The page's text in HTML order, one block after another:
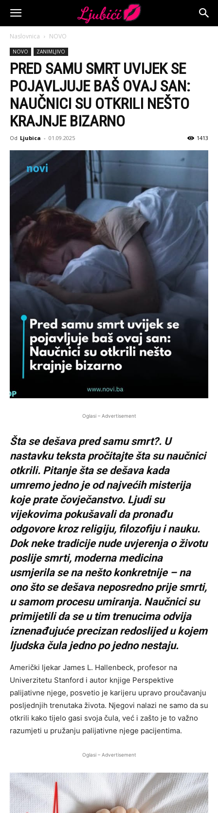
Naslovnica NOVO
NOVO ZANIMLJIVO
PRED SAMU SMRT UVIJEK SE
POJAVLJUJE BAŠ OVAJ SAN:
NAUČNICI SU OTKRILI NEŠTO
KRAJNJE BIZARNO
Od Ljubica - 01.09.2025 1413
Oglasi – Advertisement
Šta se dešava pred samu smrt?. U
nastavku teksta pročitajte šta su naučnici
otkrili. Pitanje šta se dešava kada
umremo jedno je od najvećih misterija
koje prate čovječanstvo. Ljudi su
vijekovima pokušavali da pronađu
odgovore kroz religiju, filozofiju i nauku.
Dok neke tradicije nude uvjerenja o životu
poslije smrti, moderna medicina
usmjerila se na nešto konkretnije – na
ono što se dešava neposredno prije smrti,
u samom procesu umiranja. Naučnici su
primijetili da se u tim trenucima odvija
iznenađujuće precizan redoslijed u kojem
ljudska čula jedno po jedno nestaju.
Američki ljekar James L. Hallenbeck, profesor na
Univerzitetu Stanford i autor knjige Perspektive
palijativne njege, posvetio je karijeru upravo proučavanju
posljednjih trenutaka života. Njegovi nalazi ne samo da su
otkrili kako tijelo gasi svoja čula, već i zašto je to važno
razumjeti u pružanju palijativne njege pacijentima.
Oglasi – Advertisement